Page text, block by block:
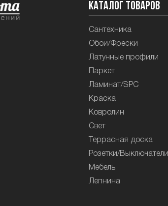
Каталог товаров
Сантехника
Обои/Фрески
Латунные профили
Паркет
Ламинат/SPC
Краска
Ковролин
Свет
Террасная доска
Розетки/Выключатели
Мебель
Лепнина